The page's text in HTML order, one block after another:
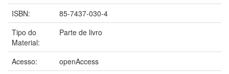
ISBN:
85-7437-030-4
Tipo do
Material:
Parte de livro
Acesso:
openAccess